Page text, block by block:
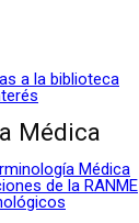
a la biblioteca
Médica
Médica
de la RANME